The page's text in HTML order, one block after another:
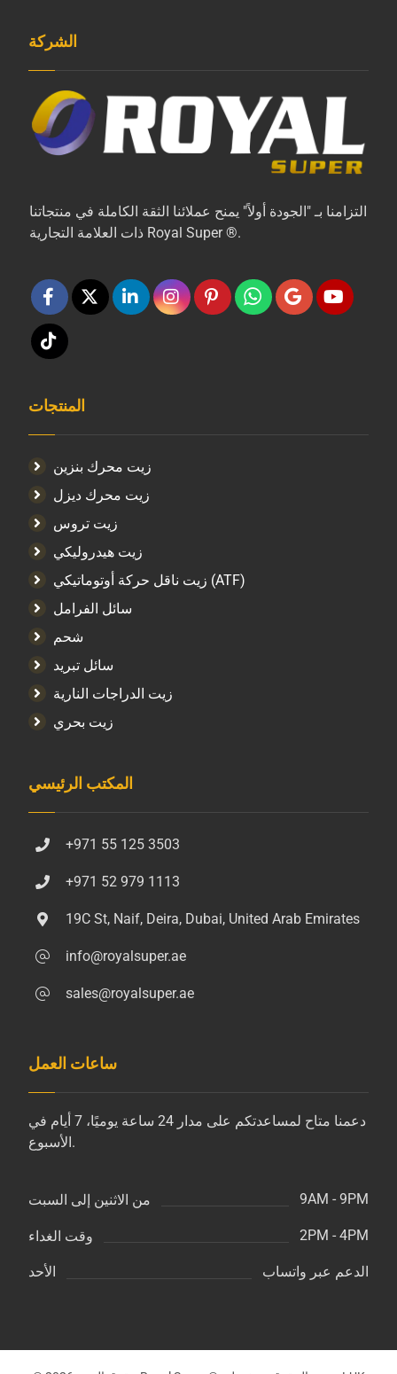
الشركة
التزامنا بـ "الجودة أولاً" يمنح عملائنا الثقة الكاملة في منتجاتنا
ذات العلامة التجارية Royal Super ®.
المنتجات
زيت محرك بنزين
زيت محرك ديزل
زيت تروس
زيت هيدروليكي
زيت ناقل حركة أوتوماتيكي (ATF)
سائل الفرامل
شحم
سائل تبريد
زيت الدراجات النارية
زيت بحري
المكتب الرئيسي
+971 55 125 3503
+971 52 979 1113
19C St, Naif, Deira, Dubai, United Arab Emirates
info@royalsuper.ae
sales@royalsuper.ae
ساعات العمل
دعمنا متاح لمساعدتكم على مدار 24 ساعة يوميًا، 7 أيام في
الأسبوع.
من الاثنين إلى السبت 9AM - 9PM
وقت الغداء 2PM - 4PM
الأحد الدعم عبر واتساب